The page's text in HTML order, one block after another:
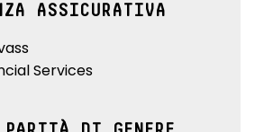
ASSICURATIVA
Services